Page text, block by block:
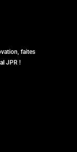
faites
JPR !